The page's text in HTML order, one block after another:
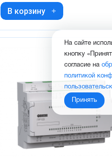
В корзину
На сайте
кнопку
согласие на
политикой
Принять